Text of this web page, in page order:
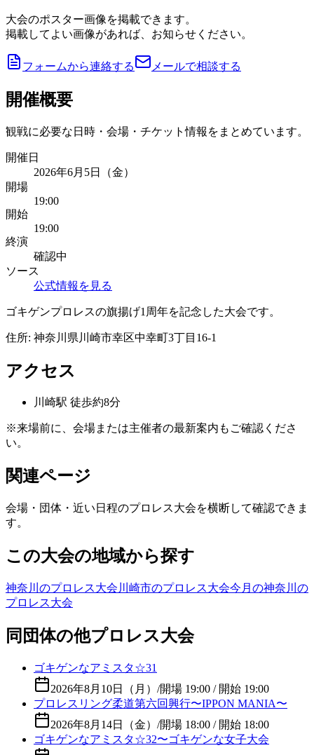
大会のポスター画像を掲載できます。
掲載してよい画像があれば、お知らせください。
フォームから連絡する メールで相談する
開催概要
観戦に必要な日時・会場・チケット情報をまとめています。
開催日
2026年6月5日（金）
開場
19:00
開始
19:00
終演
確認中
ソース
公式情報を見る
ゴキゲンプロレスの旗揚げ1周年を記念した大会です。
住所: 神奈川県川崎市幸区中幸町3丁目16-1
アクセス
川崎駅 徒歩約8分
※来場前に、会場または主催者の最新案内もご確認くださ
い。
関連ページ
会場・団体・近い日程のプロレス大会を横断して確認できま
す。
この大会の地域から探す
神奈川のプロレス大会 川崎市のプロレス大会今月の神奈川の
プロレス大会
同団体の他プロレス大会
ゴキゲンなアミスタ☆31
2026年8月10日（月） /開場 19:00 / 開始 19:00
プロレスリング柔道第六回興行〜IPPON MANIA〜
2026年8月14日（金） /開場 18:00 / 開始 18:00
ゴキゲンなアミスタ☆32〜ゴキゲンな女子大会